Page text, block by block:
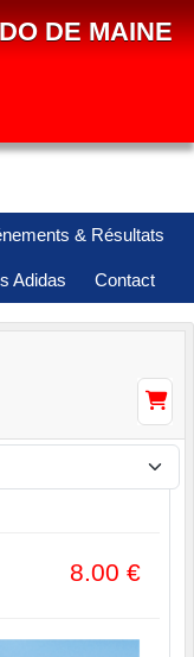
DE MAINE
& Résultats
Adidas Contact
8.00 €